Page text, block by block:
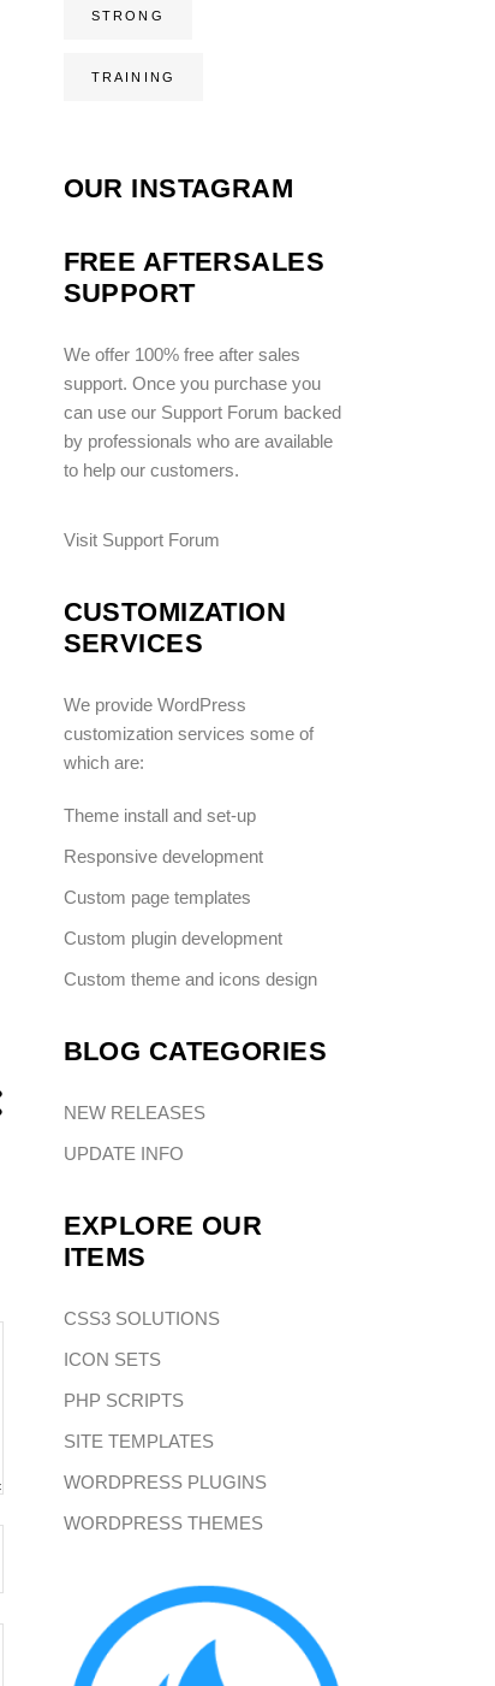
STRONG
TRAINING
OUR INSTAGRAM
FREE AFTERSALES
SUPPORT
We offer 100% free after sales
support. Once you purchase you
can use our Support Forum backed
by professionals who are available
to help our customers.
Visit Support Forum
CUSTOMIZATION
SERVICES
We provide WordPress
customization services some of
which are:
Theme install and set-up
Responsive development
Custom page templates
Custom plugin development
Custom theme and icons design
BLOG CATEGORIES
NEW RELEASES
UPDATE INFO
EXPLORE OUR
ITEMS
CSS3 SOLUTIONS
ICON SETS
PHP SCRIPTS
SITE TEMPLATES
WORDPRESS PLUGINS
WORDPRESS THEMES